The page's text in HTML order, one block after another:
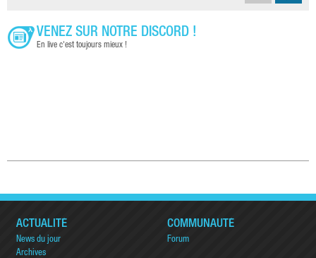
VENEZ SUR NOTRE DISCORD !
En live c'est toujours mieux !
ACTUALITÉ
News du jour
Archives
COMMUNAUTÉ
Forum